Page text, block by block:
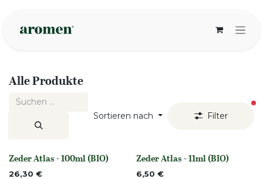
Alle Produkte
Sortieren nach Filter
None
Zeder Atlas - 100ml (BIO)
26,30 € None
Zeder Atlas - 11ml (BIO)
6,50 €